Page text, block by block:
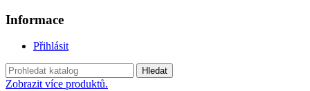
Informace
Přihlásit
Hledat
Zobrazit více produktů.